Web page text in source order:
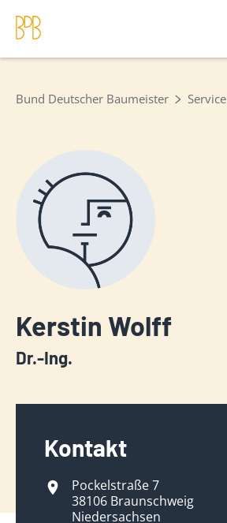
Bund Deutscher Baumeister Service
Kerstin Wolff
Dr.-Ing.
Kontakt
Pockelstraße 7
38106 Braunschweig
Niedersachsen